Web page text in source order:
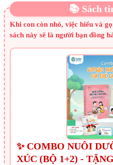
📚 Sách
Khi con còn nhỏ, việc hiểu và
sách này sẽ là người bạn đồng
✨ COMBO NUÔI
XÚC (BỘ 1+2) -